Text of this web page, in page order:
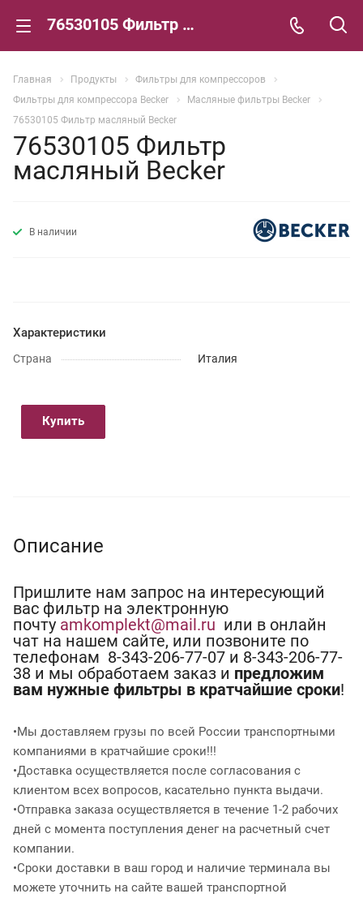
76530105 Фильтр масляный Becker
Главная Продукты
Фильтры для компрессоров
Фильтры для компрессора Becker
Масляные фильтры Becker
76530105 Фильтр масляный Becker
76530105 Фильтр
масляный Becker
В наличии
Характеристики
Страна Италия
Купить
Описание
Пришлите нам запрос на интересующий
вас фильтр на электронную
почту amkomplekt@mail.ru или в онлайн
чат на нашем сайте, или позвоните по
телефонам 8-343-206-77-07 и 8-343-206-77-
38 и мы обработаем заказ и предложим
вам нужные фильтры в кратчайшие сроки!
•Мы доставляем грузы по всей России транспортными
компаниями в кратчайшие сроки!!!
•Доставка осуществляется после согласования с
клиентом всех вопросов, касательно пункта выдачи.
•Отправка заказа осуществляется в течение 1-2 рабочих
дней с момента поступления денег на расчетный счет
компании.
•Сроки доставки в ваш город и наличие терминала вы
можете уточнить на сайте вашей транспортной